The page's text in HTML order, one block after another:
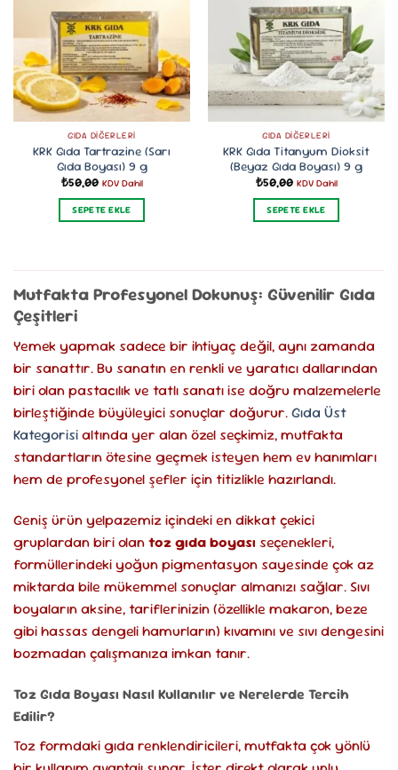
GIDA DIĞERLERI
KRK Gıda Tartrazine (Sarı
Gıda Boyası) 9 g
₺50,00 KDV Dahil
SEPETE EKLE
GIDA DIĞERLERI
KRK Gıda Titanyum Dioksit
(Beyaz Gıda Boyası) 9 g
₺50,00 KDV Dahil
SEPETE EKLE
Mutfakta Profesyonel Dokunuş: Güvenilir Gıda
Çeşitleri
Yemek yapmak sadece bir ihtiyaç değil, aynı zamanda
bir sanattır. Bu sanatın en renkli ve yaratıcı dallarından
biri olan pastacılık ve tatlı sanatı ise doğru malzemelerle
birleştiğinde büyüleyici sonuçlar doğurur.Gıda Üst
Kategorisialtında yer alan özel seçkimiz, mutfakta
standartların ötesine geçmek isteyen hem ev hanımları
hem de profesyonel şefler için titizlikle hazırlandı.
Geniş ürün yelpazemiz içindeki en dikkat çekici
gruplardan biri olantoz gıda boyası seçenekleri,
formüllerindeki yoğun pigmentasyon sayesinde çok az
miktarda bile mükemmel sonuçlar almanızı sağlar. Sıvı
boyaların aksine, tariflerinizin (özellikle makaron, beze
gibi hassas dengeli hamurların) kıvamını ve sıvı dengesini
bozmadan çalışmanıza imkan tanır.
Toz Gıda Boyası Nasıl Kullanılır ve Nerelerde Tercih
Edilir?
Toz formdaki gıda renklendiricileri, mutfakta çok yönlü